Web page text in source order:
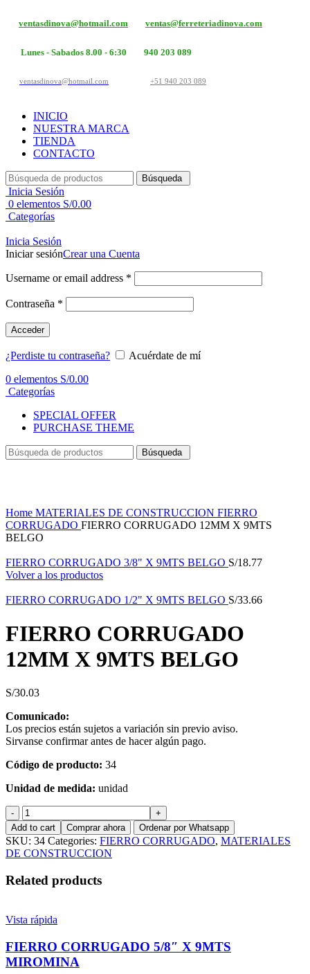
ventasdinova@hotmail.com ventas@ferreteriadinova.com
Lunes - Sabados 8.00 - 6:30 940 203 089
ventasdinova@hotmail.com +51 940 203 089
INICIO
NUESTRA MARCA
TIENDA
CONTACTO
Búsqueda
Inicia Sesión
0 elementos S/0.00
Categorías
Inicia Sesión
Iniciar sesiónCrear una Cuenta
Username or email address *
Contraseña *
Acceder
¿Perdiste tu contraseña?
Acuérdate de mí
0 elementos S/0.00
Categorías
SPECIAL OFFER
PURCHASE THEME
Búsqueda
Home MATERIALES DE CONSTRUCCION FIERRO
CORRUGADO FIERRO CORRUGADO 12MM X 9MTS
BELGO
FIERRO CORRUGADO 3/8" X 9MTS BELGO S/18.77
Volver a los productos
FIERRO CORRUGADO 1/2" X 9MTS BELGO S/33.66
FIERRO CORRUGADO
12MM X 9MTS BELGO
S/30.03
Comunicado:
Los precios están sujetos a variación sin previo aviso.
Sirvanse confirmar antes de hacer algún pago.
Código de producto: 34
Unidad de medida: unidad
FIERRO
CORRUGADO
12MM
X
9MTS
BELGO
quantity
Add to cart Comprar ahora Ordenar por Whatsapp
SKU: 34 Categories: FIERRO CORRUGADO, MATERIALES
DE CONSTRUCCION
Related products
Vista rápida
FIERRO CORRUGADO 5/8″ X 9MTS
MIROMINA